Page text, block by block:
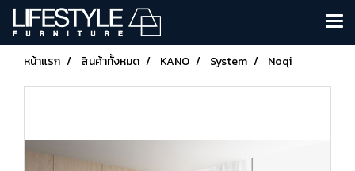
หน้าแรก สินค้าทั้งหมด KANO System Noqi